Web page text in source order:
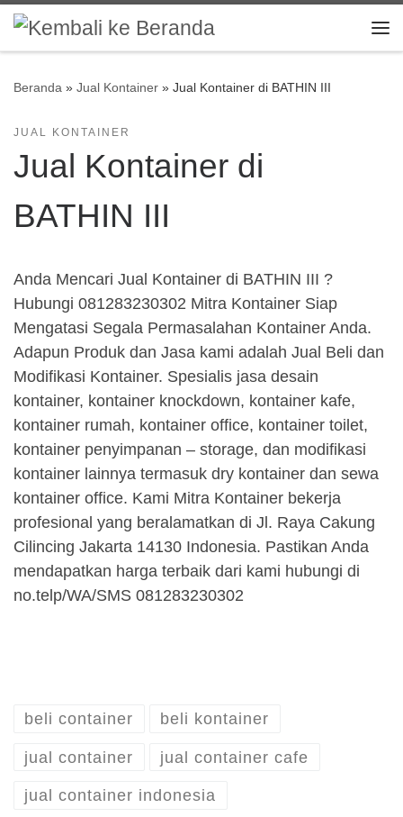
Skip to content
Beranda » Jual Kontainer » Jual Kontainer di BATHIN III
JUAL KONTAINER
Jual Kontainer di
BATHIN III
Anda Mencari Jual Kontainer di BATHIN III ?
Hubungi 081283230302 Mitra Kontainer Siap
Mengatasi Segala Permasalahan Kontainer Anda.
Adapun Produk dan Jasa kami adalah Jual Beli dan
Modifikasi Kontainer. Spesialis jasa desain
kontainer, kontainer knockdown, kontainer kafe,
kontainer rumah, kontainer office, kontainer toilet,
kontainer penyimpanan – storage, dan modifikasi
kontainer lainnya termasuk dry kontainer dan sewa
kontainer office. Kami Mitra Kontainer bekerja
profesional yang beralamatkan di Jl. Raya Cakung
Cilincing Jakarta 14130 Indonesia. Pastikan Anda
mendapatkan harga terbaik dari kami hubungi di
no.telp/WA/SMS 081283230302
beli container beli kontainer
jual container jual container cafe
jual container indonesia